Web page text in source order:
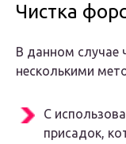
Чистка
В данном случае
несколькими
С
присадок,